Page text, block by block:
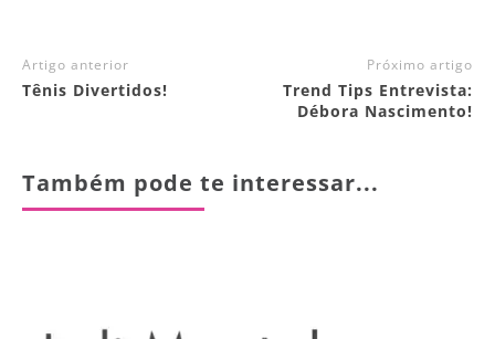
Artigo anterior
Tênis Divertidos!
Próximo artigo
Trend Tips Entrevista:
Débora Nascimento!
Também pode te interessar...